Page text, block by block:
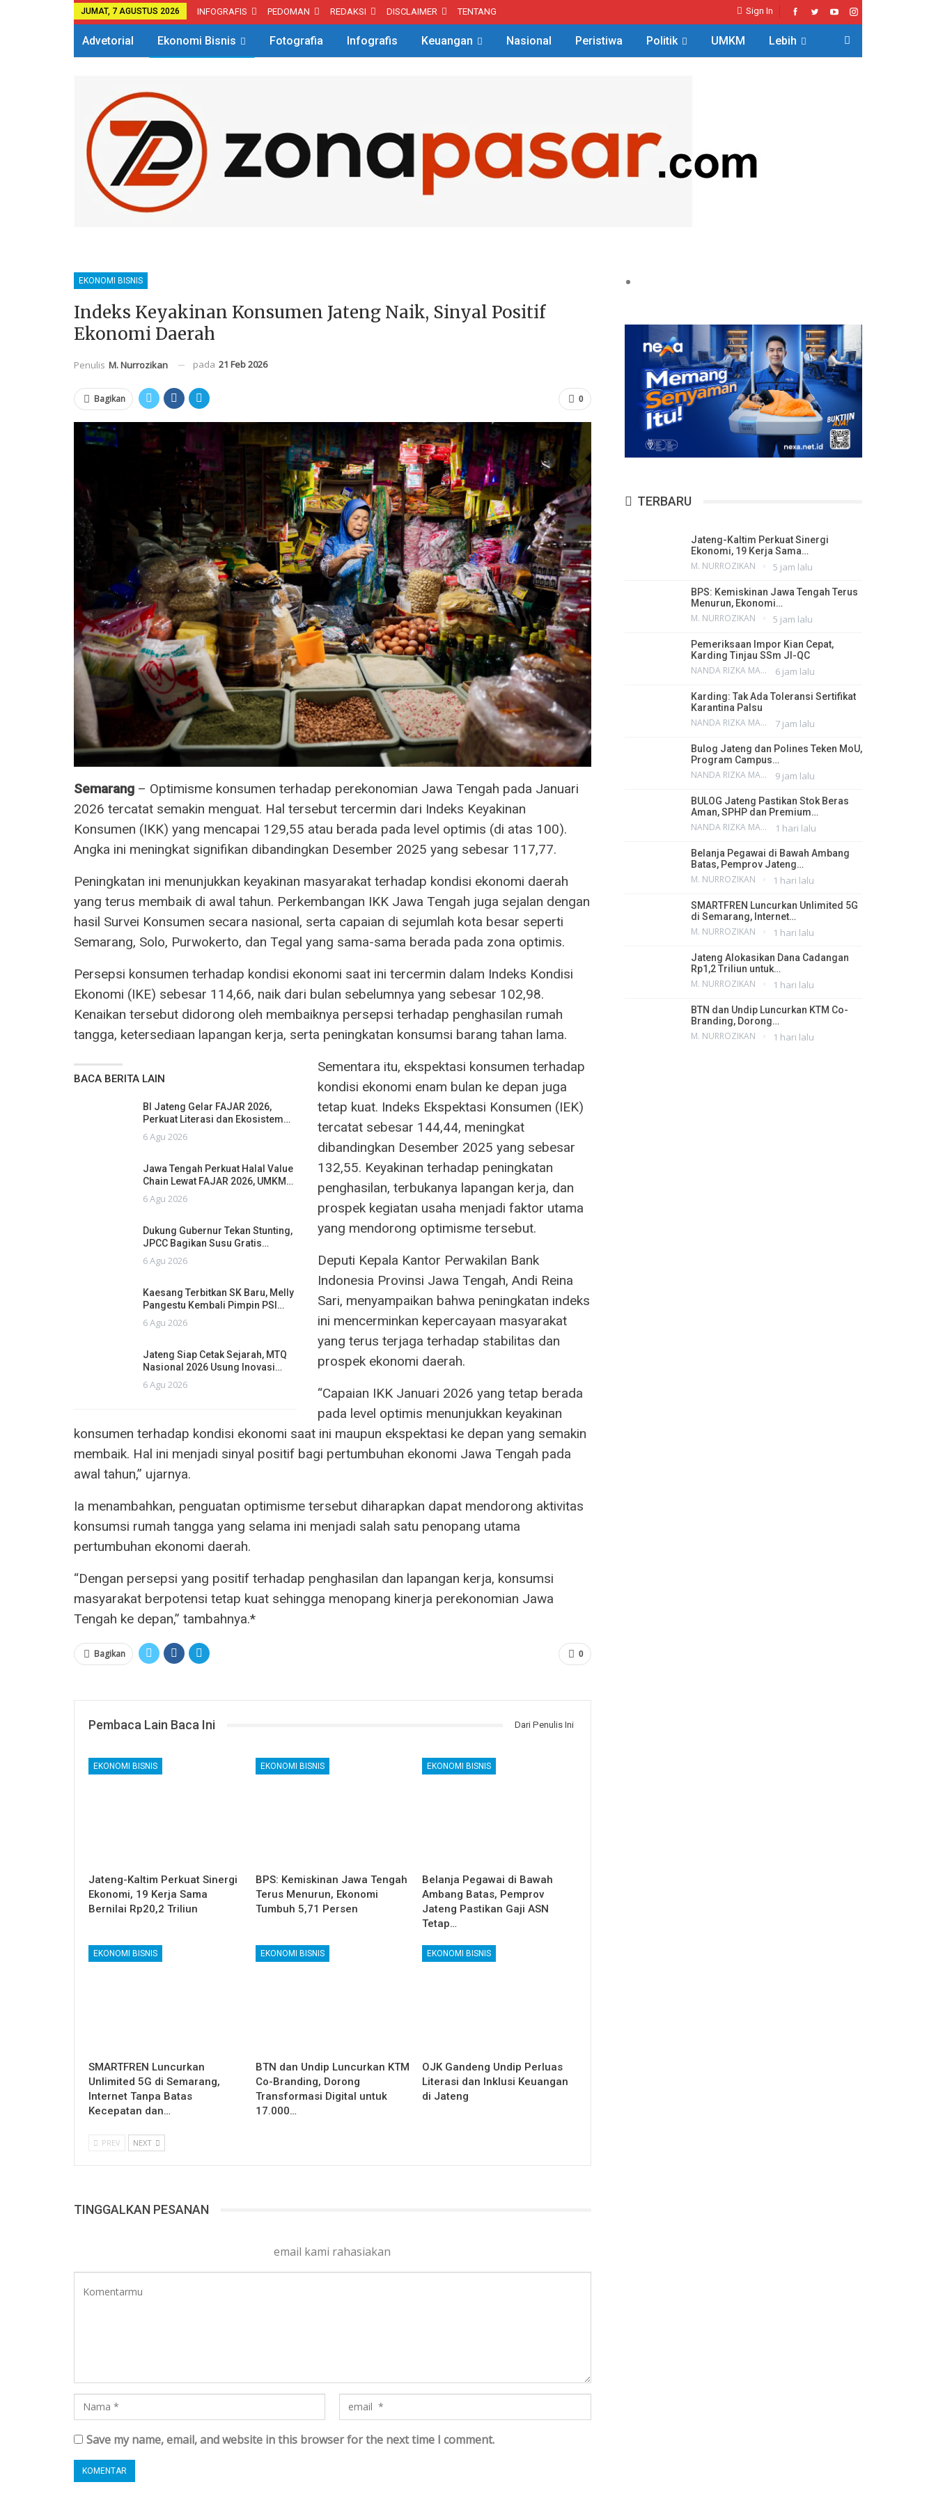
Sign In
JUMAT, 7 AGUSTUS 2026 INFOGRAFIS PEDOMAN REDAKSI DISCLAIMER TENTANG
Advetorial Ekonomi Bisnis Fotografia Infografis Keuangan Nasional Peristiwa Politik UMKM Lebih
EKONOMI BISNIS
Indeks Keyakinan Konsumen Jateng Naik, Sinyal Positif
Ekonomi Daerah
Penulis M. Nurrozikan pada 21 Feb 2026
0
Bagikan
Semarang – Optimisme konsumen terhadap perekonomian Jawa Tengah pada Januari
2026 tercatat semakin menguat. Hal tersebut tercermin dari Indeks Keyakinan
Konsumen (IKK) yang mencapai 129,55 atau berada pada level optimis (di atas 100).
Angka ini meningkat signifikan dibandingkan Desember 2025 yang sebesar 117,77.
Peningkatan ini menunjukkan keyakinan masyarakat terhadap kondisi ekonomi daerah
yang terus membaik di awal tahun. Perkembangan IKK Jawa Tengah juga sejalan dengan
hasil Survei Konsumen secara nasional, serta capaian di sejumlah kota besar seperti
Semarang, Solo, Purwokerto, dan Tegal yang sama-sama berada pada zona optimis.
Persepsi konsumen terhadap kondisi ekonomi saat ini tercermin dalam Indeks Kondisi
Ekonomi (IKE) sebesar 114,66, naik dari bulan sebelumnya yang sebesar 102,98.
Kenaikan tersebut didorong oleh membaiknya persepsi terhadap penghasilan rumah
tangga, ketersediaan lapangan kerja, serta peningkatan konsumsi barang tahan lama.
BACA BERITA LAIN
BI Jateng Gelar FAJAR 2026,
Perkuat Literasi dan Ekosistem…
6 Agu 2026
Jawa Tengah Perkuat Halal Value
Chain Lewat FAJAR 2026, UMKM…
6 Agu 2026
Dukung Gubernur Tekan Stunting,
JPCC Bagikan Susu Gratis…
6 Agu 2026
Kaesang Terbitkan SK Baru, Melly
Pangestu Kembali Pimpin PSI…
6 Agu 2026
Jateng Siap Cetak Sejarah, MTQ
Nasional 2026 Usung Inovasi…
6 Agu 2026
Sementara itu, ekspektasi konsumen terhadap
kondisi ekonomi enam bulan ke depan juga
tetap kuat. Indeks Ekspektasi Konsumen (IEK)
tercatat sebesar 144,44, meningkat
dibandingkan Desember 2025 yang sebesar
132,55. Keyakinan terhadap peningkatan
penghasilan, terbukanya lapangan kerja, dan
prospek kegiatan usaha menjadi faktor utama
yang mendorong optimisme tersebut.
Deputi Kepala Kantor Perwakilan Bank
Indonesia Provinsi Jawa Tengah, Andi Reina
Sari, menyampaikan bahwa peningkatan indeks
ini mencerminkan kepercayaan masyarakat
yang terus terjaga terhadap stabilitas dan
prospek ekonomi daerah.
“Capaian IKK Januari 2026 yang tetap berada
pada level optimis menunjukkan keyakinan
konsumen terhadap kondisi ekonomi saat ini maupun ekspektasi ke depan yang semakin
membaik. Hal ini menjadi sinyal positif bagi pertumbuhan ekonomi Jawa Tengah pada
awal tahun,” ujarnya.
Ia menambahkan, penguatan optimisme tersebut diharapkan dapat mendorong aktivitas
konsumsi rumah tangga yang selama ini menjadi salah satu penopang utama
pertumbuhan ekonomi daerah.
“Dengan persepsi yang positif terhadap penghasilan dan lapangan kerja, konsumsi
masyarakat berpotensi tetap kuat sehingga menopang kinerja perekonomian Jawa
Tengah ke depan,” tambahnya.*
0
Bagikan
Pembaca Lain Baca Ini Dari Penulis Ini
EKONOMI BISNIS
Jateng-Kaltim Perkuat Sinergi
Ekonomi, 19 Kerja Sama
Bernilai Rp20,2 Triliun
EKONOMI BISNIS
BPS: Kemiskinan Jawa Tengah
Terus Menurun, Ekonomi
Tumbuh 5,71 Persen
EKONOMI BISNIS
Belanja Pegawai di Bawah
Ambang Batas, Pemprov
Jateng Pastikan Gaji ASN
Tetap…
EKONOMI BISNIS
SMARTFREN Luncurkan
Unlimited 5G di Semarang,
Internet Tanpa Batas
Kecepatan dan…
EKONOMI BISNIS
BTN dan Undip Luncurkan KTM
Co-Branding, Dorong
Transformasi Digital untuk
17.000…
EKONOMI BISNIS
OJK Gandeng Undip Perluas
Literasi dan Inklusi Keuangan
di Jateng
PREV NEXT
TINGGALKAN PESANAN
email kami rahasiakan
Save my name, email, and website in this browser for the next time I comment.
TERBARU
Jateng-Kaltim Perkuat Sinergi
Ekonomi, 19 Kerja Sama…
M. NURROZIKAN 5 jam lalu
BPS: Kemiskinan Jawa Tengah Terus
Menurun, Ekonomi…
M. NURROZIKAN 5 jam lalu
Pemeriksaan Impor Kian Cepat,
Karding Tinjau SSm JI-QC
NANDA RIZKA MAHENDRA 6 jam lalu
Karding: Tak Ada Toleransi Sertifikat
Karantina Palsu
NANDA RIZKA MAHENDRA 7 jam lalu
Bulog Jateng dan Polines Teken MoU,
Program Campus…
NANDA RIZKA MAHENDRA 9 jam lalu
BULOG Jateng Pastikan Stok Beras
Aman, SPHP dan Premium…
NANDA RIZKA MAHENDRA 1 hari lalu
Belanja Pegawai di Bawah Ambang
Batas, Pemprov Jateng…
M. NURROZIKAN 1 hari lalu
SMARTFREN Luncurkan Unlimited 5G
di Semarang, Internet…
M. NURROZIKAN 1 hari lalu
Jateng Alokasikan Dana Cadangan
Rp1,2 Triliun untuk…
M. NURROZIKAN 1 hari lalu
BTN dan Undip Luncurkan KTM Co-
Branding, Dorong…
M. NURROZIKAN 1 hari lalu